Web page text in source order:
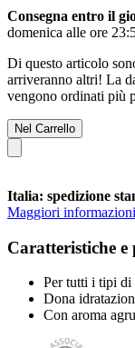
Consegna entro il
domenica alle ore
Di questo articolo
arriveranno altri! La
vengono ordinati più
Nel Carrello
Italia: spedizione
Maggiori
Caratteristiche e
Per tutti i tipi di
Dona
Con aroma